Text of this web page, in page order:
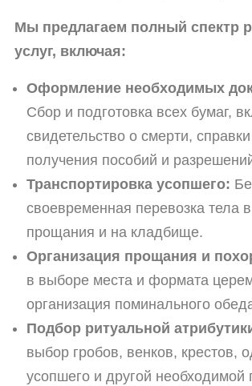
Мы предлагаем полный спектр
услуг, включая:
Оформление необходимых
Сбор и подготовка всех бумаг,
свидетельство о смерти,
получения пособий и
Транспортировка усопшего:
своевременная перевозка тела
прощания и на кладбище.
Организация прощания и
в выборе места и формата
организация поминального
Подбор ритуальной
выбор гробов, венков, крестов,
усопшего и другой необходимой